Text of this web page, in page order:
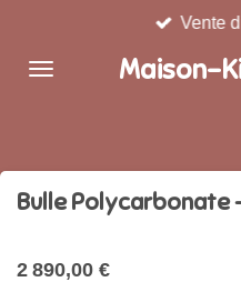
contenu
Maison-
Vente
Bulle Polycarbonate
2 890,00 €